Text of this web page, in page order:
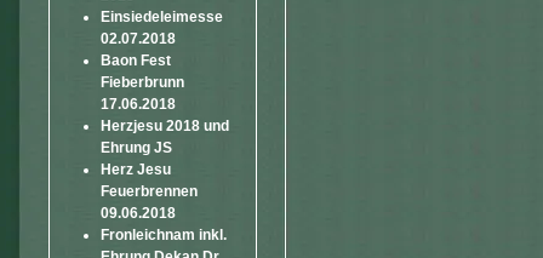
Einsiedeleimesse
02.07.2018
Baon Fest
Fieberbrunn
17.06.2018
Herzjesu 2018 und
Ehrung JS
Herz Jesu
Feuerbrennen
09.06.2018
Fronleichnam inkl.